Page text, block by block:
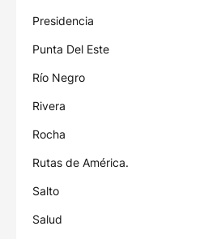
Presidencia
Punta Del Este
Río Negro
Rivera
Rocha
Rutas de América.
Salto
Salud